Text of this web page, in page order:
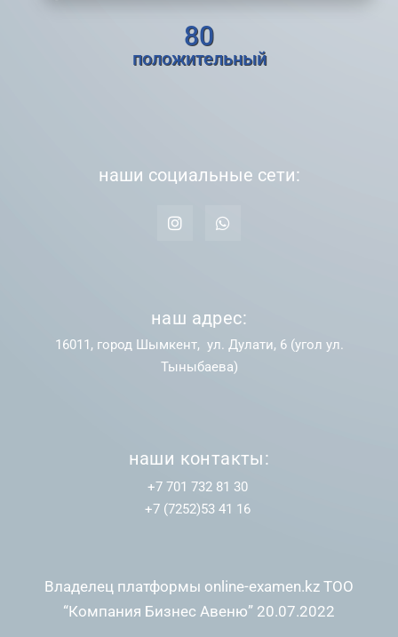
80
положительный
наши социальные сети:
наш адрес:
16011, город Шымкент, ул. Дулати, 6 (угол ул.
Тыныбаева)
наши контакты:
+7 701 732 81 30
+7 (7252)53 41 16
Владелец платформы online-examen.kz ТОО
“Компания Бизнес Авеню” 20.07.2022